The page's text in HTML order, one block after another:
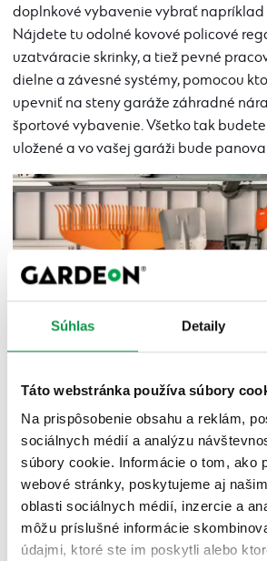
Súhlas Detaily
Táto webstránka používa súbory
Na prispôsobenie obsahu a reklám,
sociálnych médií a analýzu
súbory cookie. Informácie o tom, ako
webové stránky, poskytujeme aj
oblasti sociálnych médií, inzercie a
môžu príslušné informácie
údajmi, ktoré ste im poskytli alebo
doplnkové vybavenie vybrať napríklad
Nájdete tu odolné kovové policové
uzatváracie skrinky, a tiež pevné
dielne a závesné systémy, pomocou
upevniť na steny garáže záhradné
športové vybavenie. Všetko tak
uložené a vo vašej garáži bude